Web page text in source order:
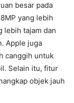
besar pada
yang lebih
lebih tajam dan
Apple juga
canggih untuk
Selain itu, fitur
objek jauh